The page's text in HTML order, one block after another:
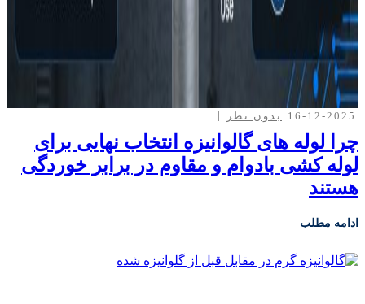
16-12-2025 بدون نظر
چرا لوله های گالوانیزه انتخاب نهایی برای
لوله کشی بادوام و مقاوم در برابر خوردگی
هستند
ادامه مطلب